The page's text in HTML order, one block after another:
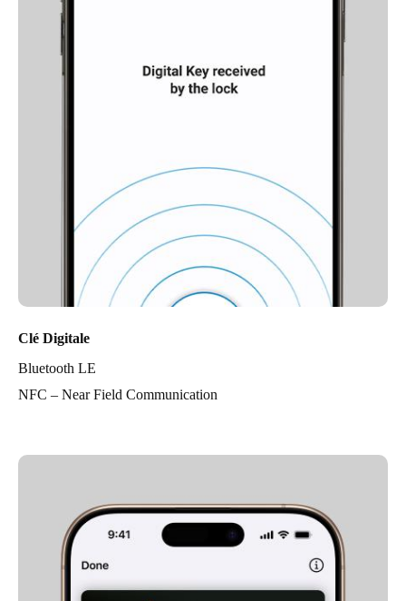
Clé Digitale
Bluetooth LE
NFC – Near Field Communication